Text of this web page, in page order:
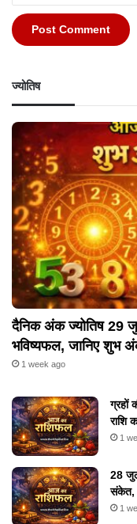
ज्योतिष
दैनिक अंक ज्योतिष 29
भविष्यफल, जानिए शुभ
1 week ago
ग्रहों
राशि
1
28
संकेत,
1